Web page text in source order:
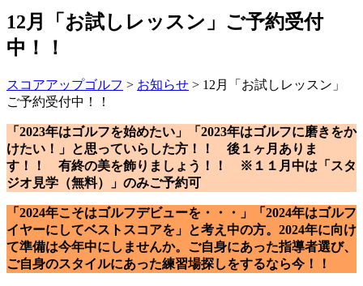
12月「お試しレッスン」ご予約受付
中！！
スコアアップゴルフ > お知らせ > 12月「お試しレッスン」
ご予約受付中！！
「2023年はゴルフを始めたい」「2023年はゴルフに磨きをか
けたい！」と思っていらした方！！ 後１ヶ月ありま
す！！ 有終の美を飾りましょう！！ ※１１月中は「スタ
ジオ見学（無料）」のみご予約可
「2024年こそはゴルフデビューを・・・」「2024年はゴルフ
イヤーにしてベストスコアを」と考え中の方。2024年に向け
て準備は今年中にしませんか。ご自身にあった指導者選び、
ご自身のスタイルにあった練習場探しをするなら今！！